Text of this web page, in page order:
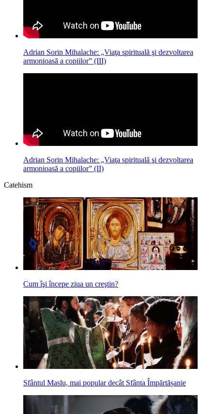
Adrian Sorin Mihalache: „Viaţa spirituală şi dezvoltarea
armonioasă a copiilor” (III)
Adrian Sorin Mihalache: „Viaţa spirituală şi dezvoltarea
armonioasă a copiilor” (II)
Catehism
Cum îşi începe ziua un creştin?
Sfântul Maslu, mai popular decât Sfânta Împărtășanie